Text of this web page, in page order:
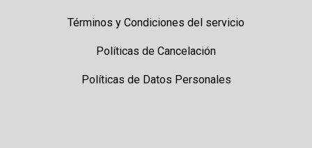
Términos y Condiciones del servicio
Políticas de Cancelación
Políticas de Datos Personales